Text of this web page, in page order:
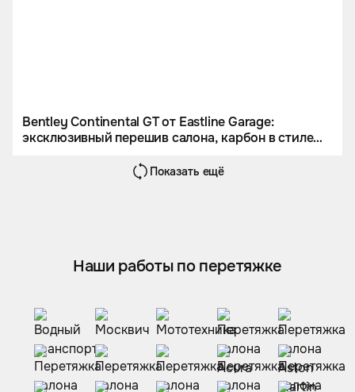
Bentley Continental GT от Eastline Garage:
эксклюзивный перешив салона, карбон в стиле
Показать ещё
Наши работы по перетяжке